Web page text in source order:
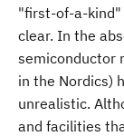
"first-of-a-kind"
clear. In the
semiconductor
in the Nordics)
unrealistic.
and facilities